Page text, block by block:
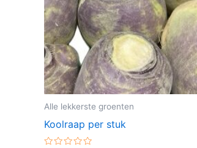
Alle lekkerste groenten
Koolraap per stuk